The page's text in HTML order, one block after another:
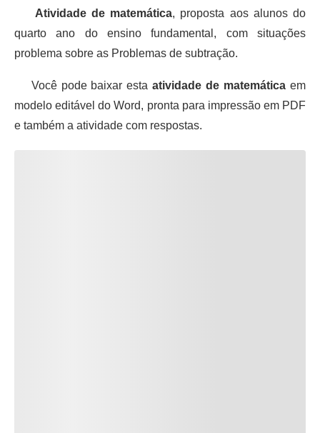
Atividade de matemática, proposta aos alunos do
quarto ano do ensino fundamental, com situações
problema sobre as Problemas de subtração.
Você pode baixar estaatividade de matemática em
modelo editável do Word, pronta para impressão em PDF
e também a atividade com respostas.